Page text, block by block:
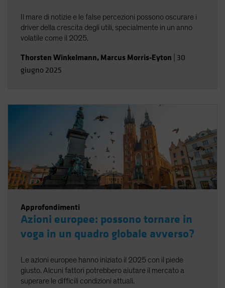
Il mare di notizie e le false percezioni possono oscurare i
driver della crescita degli utili, specialmente in un anno
volatile come il 2025.
Thorsten Winkelmann, Marcus Morris-Eyton 30
giugno 2025
Approfondimenti
Azioni europee: possono tornare in
voga in un quadro globale avverso?
Le azioni europee hanno iniziato il 2025 con il piede
giusto. Alcuni fattori potrebbero aiutare il mercato a
superare le difficili condizioni attuali.